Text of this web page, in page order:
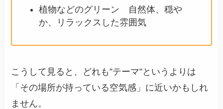
植物などのグリーン 自然体、穏や
か、リラックスした雰囲気
こうして見ると、どれも”テーマ”というよりは
「その場所が持っている空気感」に近いかもしれ
ません。